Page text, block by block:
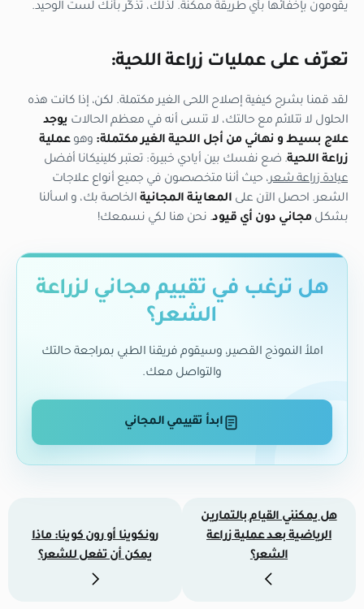
يقومون بإخفائها بأي طريقة ممكنة. لذلك، تذكّر بأنك لست الوحيد.
تعرّف على عمليات زراعة اللحية:
لقد قمنا بشرح كيفية إصلاح اللحى الغير مكتملة. لكن، إذا كانت هذه
الحلول لا تتلائم مع حالتك، لا تنسى أنه في معظم الحالات يوجد
علاج بسيط و نهائي من أجل اللحية الغير مكتملة: وهوعملية
زراعة اللحية. ضع نفسك بين أيادي خبيرة: تعتبر كلينيكانا أفضل
عيادة زراعة شعر، حيث أننا متخصصون في جميع أنواع علاجات
الشعر. احصل الآن على المعاينة المجانية الخاصة بك، و اسألنا
بشكلمجاني دون أي قيود. نحن هنا لكي نسمعك!
هل ترغب في تقييم مجاني لزراعة
الشعر؟
املأ النموذج القصير، وسيقوم فريقنا الطبي بمراجعة حالتك
والتواصل معك.
ابدأ تقييمي المجاني
هل يمكنني القيام بالتمارين
الرياضية بعد عملية زراعة
الشعر؟
رونكوينا أو رون كوينا: ماذا
يمكن أن تفعل للشعر؟